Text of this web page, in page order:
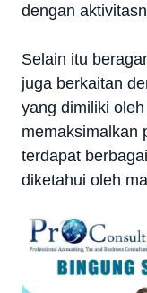
dengan
Selain itu
juga berkaitan
yang dimiliki
memaksimalkan
terdapat
diketahui oleh